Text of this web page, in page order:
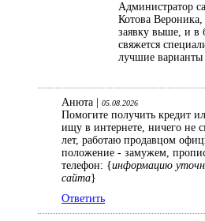
Администратор
Котова
заявку выше, и в
свяжется
лучшие варианты
Анюта | 05.08.2026
Помогите получить кредит
ищу в интернете, ничего не
лет, работаю продавцом
положение - замужем,
телефон: {информацию
сайта}
Ответить